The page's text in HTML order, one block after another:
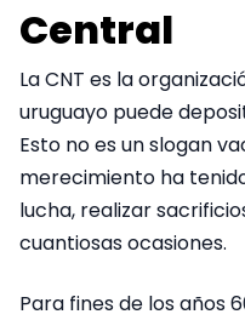
Central
La CNT es la
uruguayo puede
Esto no es un slogan
merecimiento ha
lucha, realizar
cuantiosas ocasiones.
Para fines de los años